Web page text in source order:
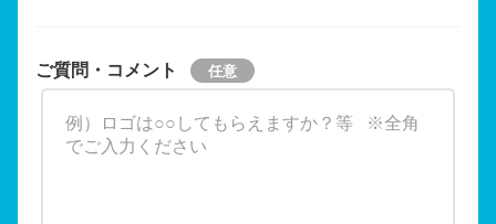
ご質問・コメント